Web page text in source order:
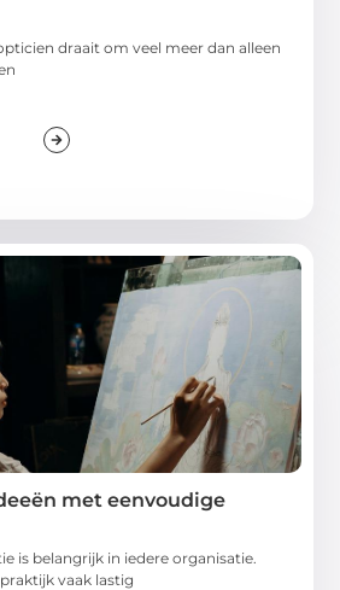
draait om veel meer dan alleen
met eenvoudige
is belangrijk in iedere organisatie.
vaak lastig